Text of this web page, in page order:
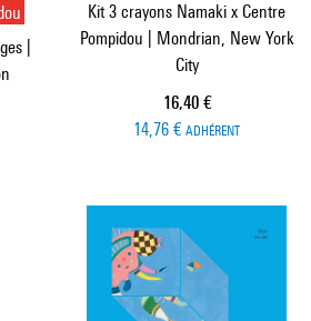
|
Kit 3 crayons Namaki x Centre
Pompidou | Mondrian, New York
City
Prix ​​actuel
16,40 €
14,76 € ADHÉRENT